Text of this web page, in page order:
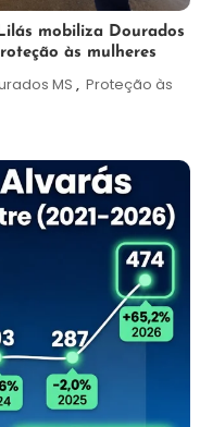
mobiliza Dourados
às mulheres
MS , Proteção às